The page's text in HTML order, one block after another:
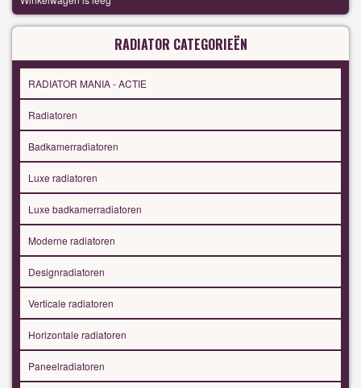
RADIATOR CATEGORIEËN
RADIATOR MANIA - ACTIE
Radiatoren
Badkamerradiatoren
Luxe radiatoren
Luxe badkamerradiatoren
Moderne radiatoren
Designradiatoren
Verticale radiatoren
Horizontale radiatoren
Paneelradiatoren